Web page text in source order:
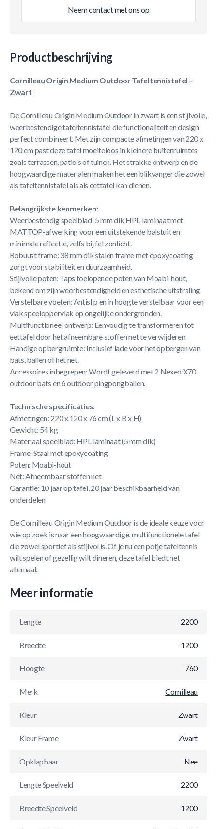
Neem contact met ons op
Productbeschrijving
Cornilleau Origin Medium Outdoor Tafeltennistafel –
Zwart
De Cornilleau Origin Medium Outdoor in zwart is een stijlvolle,
weerbestendige tafeltennistafel die functionaliteit en design
perfect combineert. Met zijn compacte afmetingen van 220 x
120 cm past deze tafel moeiteloos in kleinere buitenruimtes
zoals terrassen, patio's of tuinen. Het strakke ontwerp en de
hoogwaardige materialen maken het een blikvanger die zowel
als tafeltennistafel als als eettafel kan dienen.
Belangrijkste kenmerken:
Weerbestendig speelblad: 5 mm dik HPL-laminaat met
MATTOP-afwerking voor een uitstekende balstuit en
minimale reflectie, zelfs bij fel zonlicht.
Robuust frame: 38 mm dik stalen frame met epoxycoating
zorgt voor stabiliteit en duurzaamheid.
Stijlvolle poten: Taps toelopende poten van Moabi-hout,
bekend om zijn weerbestendigheid en esthetische uitstraling.
Verstelbare voeten: Antislip en in hoogte verstelbaar voor een
vlak speeloppervlak op ongelijke ondergronden.
Multifunctioneel ontwerp: Eenvoudig te transformeren tot
eettafel door het afneembare stoffen net te verwijderen.
Handige opbergruimte: Inclusief lade voor het opbergen van
bats, ballen of het net.
Accessoires inbegrepen: Wordt geleverd met 2 Nexeo X70
outdoor bats en 6 outdoor pingpongballen.
Technische specificaties:
Afmetingen: 220 x 120 x 76 cm (L x B x H)
Gewicht: 54 kg
Materiaal speelblad: HPL-laminaat (5 mm dik)
Frame: Staal met epoxycoating
Poten: Moabi-hout
Net: Afneembaar stoffen net
Garantie: 10 jaar op tafel, 20 jaar beschikbaarheid van
onderdelen
De Cornilleau Origin Medium Outdoor is de ideale keuze voor
wie op zoek is naar een hoogwaardige, multifunctionele tafel
die zowel sportief als stijlvol is. Of je nu een potje tafeltennis
wilt spelen of gezellig wilt dineren, deze tafel biedt het
allemaal.
Meer informatie
Lengte 2200
Breedte 1200
Hoogte 760
Merk Cornilleau
Kleur Zwart
Kleur Frame Zwart
Opklapbaar Nee
Lengte Speelveld 2200
Breedte Speelveld 1200